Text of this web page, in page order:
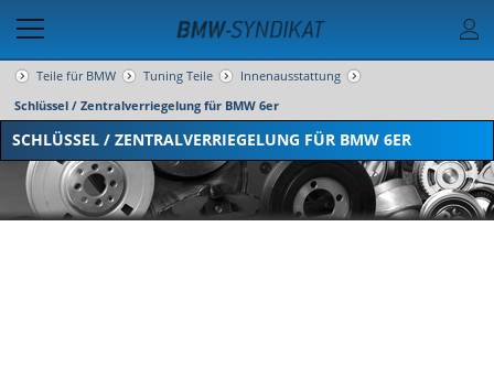
Teile für BMW Tuning Teile
Innenausstattung
Schlüssel / Zentralverriegelung für BMW 6er
SCHLÜSSEL / ZENTRALVERRIEGELUNG FÜR BMW 6ER